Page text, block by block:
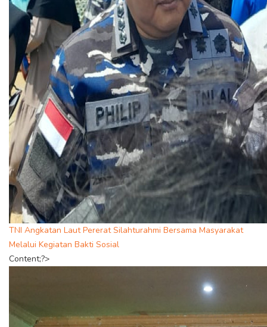
TNI Angkatan Laut Pererat Silahturahmi Bersama Masyarakat
Melalui Kegiatan Bakti Sosial
Content;?>